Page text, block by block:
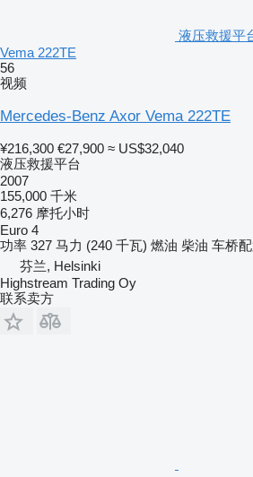
液压救援平
Vema 222TE
56
视频
Mercedes-Benz Axor Vema 222TE
¥216,300 €27,900 ≈ US$32,040
液压救援平台
2007
155,000 千米
6,276 摩托小时
Euro 4
功率 327 马力 (240 千瓦) 燃油 柴油 车桥
芬兰, Helsinki
Highstream Trading Oy
联系卖方